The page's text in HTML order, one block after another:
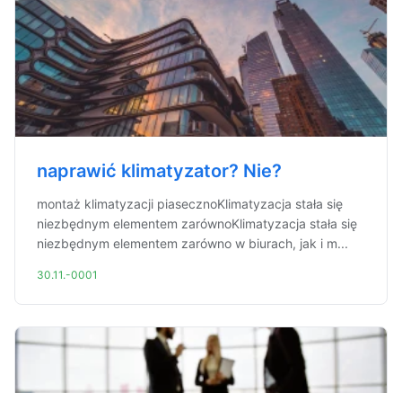
naprawić klimatyzator? Nie?
montaż klimatyzacji piasecznoKlimatyzacja stała się
niezbędnym elementem zarównoKlimatyzacja stała się
niezbędnym elementem zarówno w biurach, jak i m...
30.11.-0001